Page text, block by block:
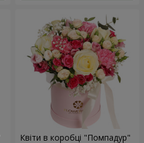
Квіти в коробці "Помпадур"